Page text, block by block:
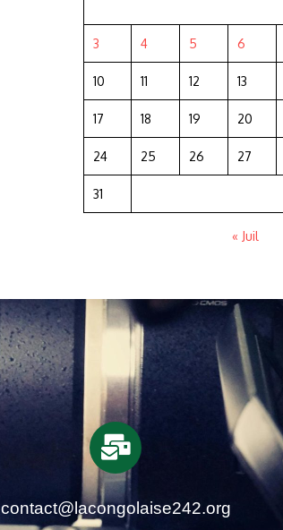
3 4 5 6
10 11 12 13
17 18 19 20
24 25 26 27
31
« Juil
contact@lacongolaise242.org